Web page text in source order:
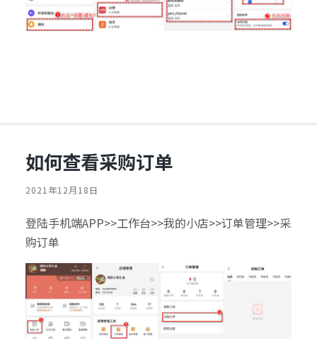
如何查看采购订单
2021年12月18日
登陆手机端APP>>工作台>>我的小店>>订单管理>>采
购订单